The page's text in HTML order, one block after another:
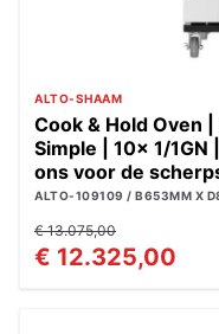
ALTO-SHAAM
Cook & Hold Oven
Simple | 10x 1/
ons voor de
ALTO-109109 / B653MM X
€ 13.075,00
€ 12.325,00